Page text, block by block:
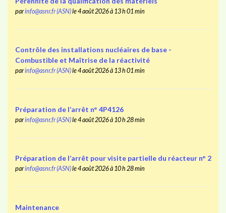
parinfo@asnr.fr (ASN)le 4 août 2026 à 13 h 01 min
Contrôle des installations nucléaires de base -
Combustible et Maîtrise de la réactivité
parinfo@asnr.fr (ASN)le 4 août 2026 à 13 h 01 min
Préparation de l’arrêt n° 4P4126
parinfo@asnr.fr (ASN)le 4 août 2026 à 10 h 28 min
Préparation de l’arrêt pour visite partielle du réacteur n° 2
parinfo@asnr.fr (ASN)le 4 août 2026 à 10 h 28 min
Maintenance